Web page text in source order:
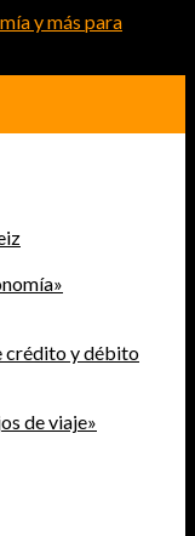
crédito y débito
de viaje»